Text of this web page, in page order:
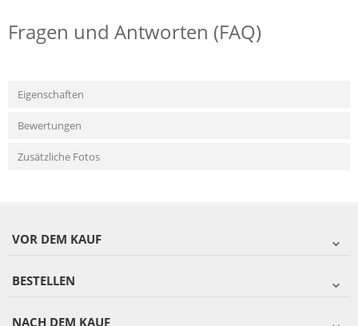
Fragen und Antworten (FAQ)
Eigenschaften
Bewertungen
Zusätzliche Fotos
VOR DEM KAUF
BESTELLEN
NACH DEM KAUF